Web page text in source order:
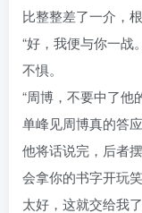
比整整差了一介，
“好，我便与你一战
不惧。
“周博，不要中了
单峰见周博真的答
他将话说完，后者
会拿你的书字开玩
太好，这就交给我